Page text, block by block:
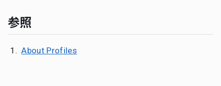
参照
About Profiles